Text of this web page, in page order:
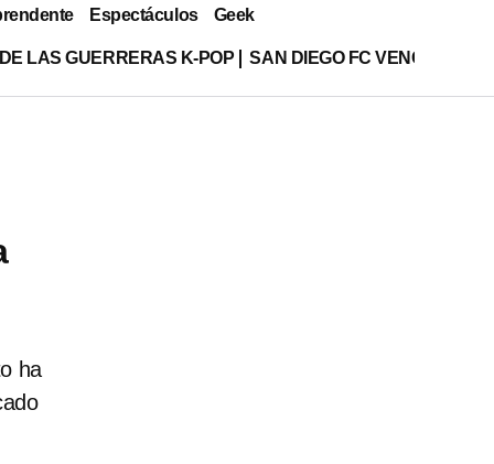
Espectáculos Geek
LAS GUERRERAS K-POP SAN DIEGO FC VENCE A
ha